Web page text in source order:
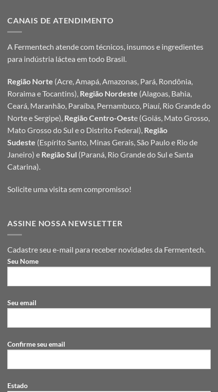
CANAIS DE ATENDIMENTO
A Fermentech atende com técnicos, insumos e ingredientes
para indústria láctea em todo Brasil.
Região Norte (Acre, Amapá, Amazonas, Pará, Rondônia,
Roraima e Tocantins), Região Nordeste (Alagoas, Bahia,
Ceará, Maranhão, Paraíba, Pernambuco, Piauí, Rio Grande do
Norte e Sergipe), Região Centro-Oeste (Goiás, Mato Grosso,
Mato Grosso do Sul e o Distrito Federal), Região
Sudeste (Espírito Santo, Minas Gerais, São Paulo e Rio de
Janeiro) e Região Sul (Paraná, Rio Grande do Sul e Santa
Catarina).
Solicite uma visita sem compromisso!
ASSINE NOSSA NEWSLETTER
Cadastre seu e-mail para receber novidades da Fermentech.
Seu Nome
Seu email
Confirme seu email
Estado